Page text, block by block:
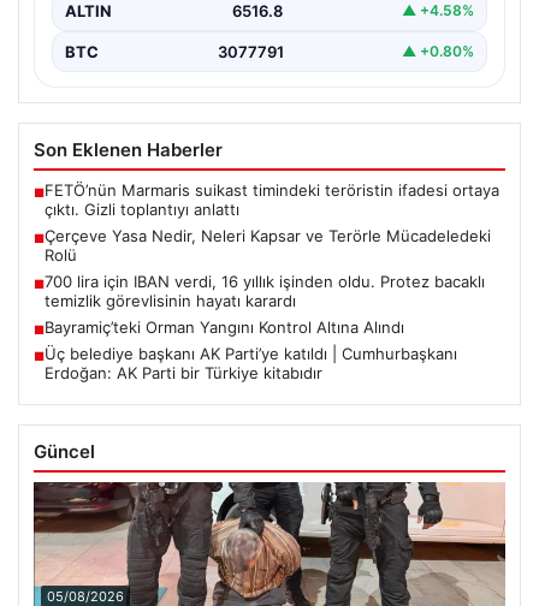
ALTIN 6516.8 ▲ +4.58%
BTC 3077791 ▲ +0.80%
Son Eklenen Haberler
■FETÖ’nün Marmaris suikast timindeki teröristin ifadesi ortaya
çıktı. Gizli toplantıyı anlattı
■Çerçeve Yasa Nedir, Neleri Kapsar ve Terörle Mücadeledeki
Rolü
■700 lira için IBAN verdi, 16 yıllık işinden oldu. Protez bacaklı
temizlik görevlisinin hayatı karardı
■Bayramiç’teki Orman Yangını Kontrol Altına Alındı
■Üç belediye başkanı AK Parti’ye katıldı | Cumhurbaşkanı
Erdoğan: AK Parti bir Türkiye kitabıdır
Güncel
05/08/2026